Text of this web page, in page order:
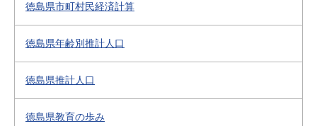
徳島県市町村民経済計算
徳島県年齢別推計人口
徳島県推計人口
徳島県教育の歩み